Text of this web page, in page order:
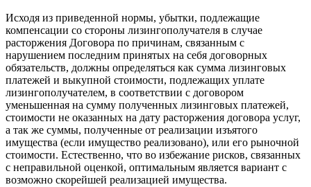
Исходя из приведенной нормы, убытки, подлежащие
компенсации со стороны лизингополучателя в случае
расторжения Договора по причинам, связанным с
нарушением последним принятых на себя договорных
обязательств, должны определяться как сумма лизинговых
платежей и выкупной стоимости, подлежащих уплате
лизингополучателем, в соответствии с договором
уменьшенная на сумму полученных лизинговых платежей,
стоимости не оказанных на дату расторжения договора услуг,
а так же суммы, полученные от реализации изъятого
имущества (если имущество реализовано), или его рыночной
стоимости. Естественно, что во избежание рисков, связанных
с неправильной оценкой, оптимальным является вариант с
возможно скорейшей реализацией имущества.